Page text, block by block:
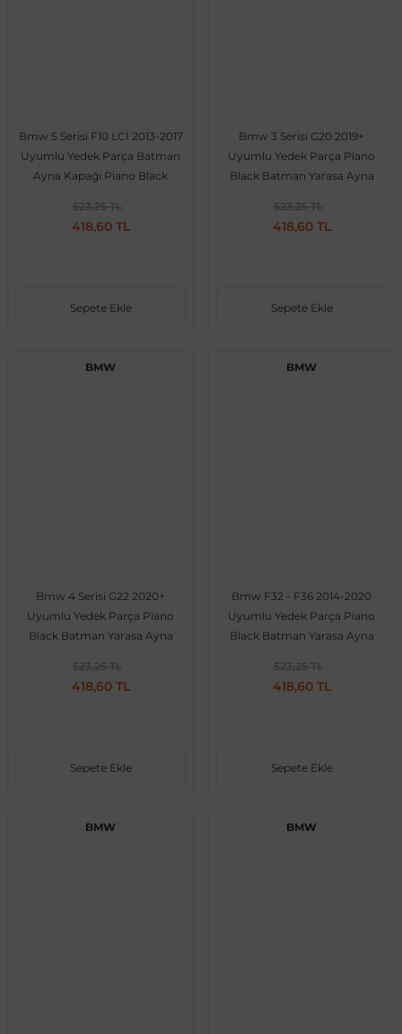
Bmw 5 Serisi F10 LCİ 2013-2017
Uyumlu Yedek Parça Batman
Ayna Kapağı Piano Black
523,25 TL
418,60 TL
Sepete Ekle
Bmw 3 Serisi G20 2019+
Uyumlu Yedek Parça Piano
Black Batman Yarasa Ayna
523,25 TL
418,60 TL
Sepete Ekle
BMW
Bmw 4 Serisi G22 2020+
Uyumlu Yedek Parça Piano
Black Batman Yarasa Ayna
523,25 TL
418,60 TL
Sepete Ekle
BMW
Bmw F32 - F36 2014-2020
Uyumlu Yedek Parça Piano
Black Batman Yarasa Ayna
523,25 TL
418,60 TL
Sepete Ekle
BMW BMW